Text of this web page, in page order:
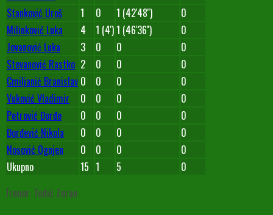
Stanković Uroš
1 0 1 (42'48'')
0
Milinković Luka
4 1 (4')1 (46'36'')
0
Jovanović Luka
3 0 0
0
Stevanović Rastko 2 0 0
0
Cmiljanić Branislav 0 0 0
0
Vuković Vladimir
0 0 0
0
Petrović Đorđe
0 0 0
0
Đorđević Nikola
0 0 0
0
Nosović Ognjen
0 0 0
0
Ukupno
15 1 5
0
Trener: Todić Zoran